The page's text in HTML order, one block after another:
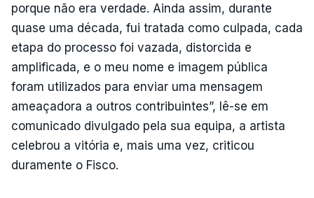
porque não era verdade. Ainda assim, durante
quase uma década, fui tratada como culpada, cada
etapa do processo foi vazada, distorcida e
amplificada, e o meu nome e imagem pública
foram utilizados para enviar uma mensagem
ameaçadora a outros contribuintes”, lê-se em
comunicado divulgado pela sua equipa, a artista
celebrou a vitória e, mais uma vez, criticou
duramente o Fisco.